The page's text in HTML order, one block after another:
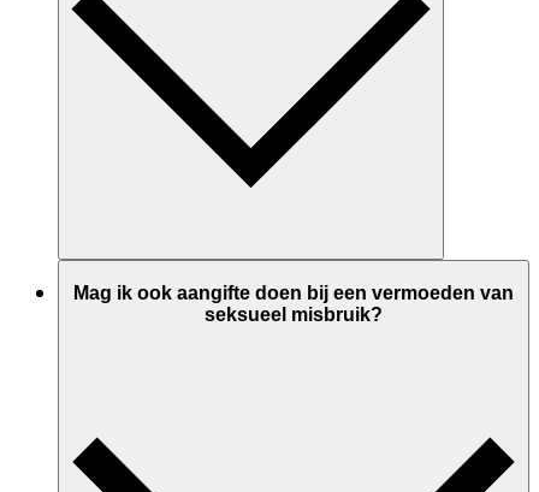
Mag ik ook aangifte doen bij een vermoeden van
seksueel misbruik?